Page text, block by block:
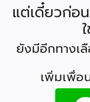
แต่เดี๋ยวก่อ
ยังมีอีกทางเ
เพิ่มเพื่อ